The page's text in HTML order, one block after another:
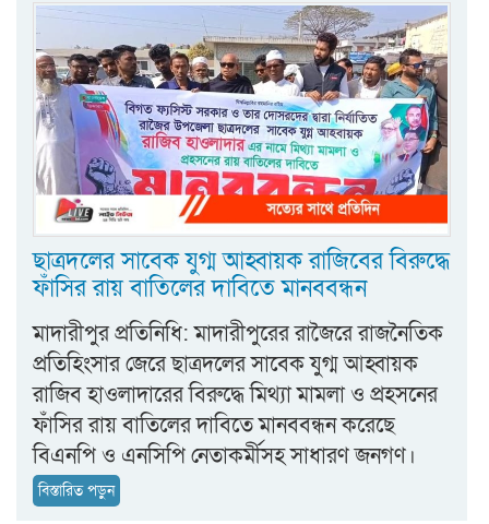
ছাত্রদলের সাবেক যুগ্ম আহ্বায়ক রাজিবের বিরুদ্ধে
ফাঁসির রায় বাতিলের দাবিতে মানববন্ধন
মাদারীপুর প্রতিনিধি: মাদারীপুরের রাজৈরে রাজনৈতিক
প্রতিহিংসার জেরে ছাত্রদলের সাবেক যুগ্ম আহ্বায়ক
রাজিব হাওলাদারের বিরুদ্ধে মিথ্যা মামলা ও প্রহসনের
ফাঁসির রায় বাতিলের দাবিতে মানববন্ধন করেছে
বিএনপি ও এনসিপি নেতাকর্মীসহ সাধারণ জনগণ।
বিস্তারিত পড়ুন